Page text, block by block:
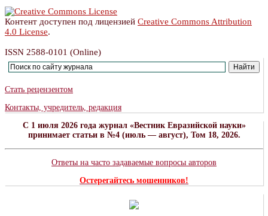
Контент доступен под лицензией Creative Commons Attribution
4.0 License.
ISSN 2588-0101 (Online)
Стать рецензентом
Контакты, учредитель, редакция
C 1 июля 2026 года журнал «Вестник Евразийской науки»
принимает статьи в №4 (июль — август), Том 18, 2026.
Ответы на часто задаваемые вопросы авторов
Остерегайтесь мошенников!